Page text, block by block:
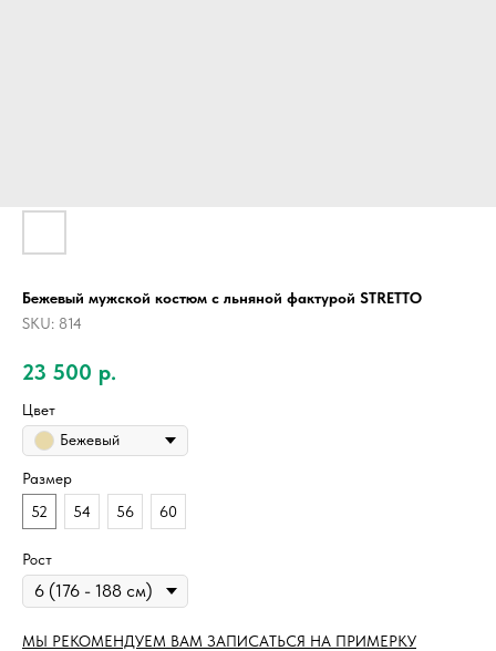
Бежевый мужской костюм с льняной фактурой STRETTO
SKU: 814
23 500 р.
Цвет
Бежевый
Размер
52
54 56 60
Рост
МЫ РЕКОМЕНДУЕМ ВАМ ЗАПИСАТЬСЯ НА ПРИМЕРКУ